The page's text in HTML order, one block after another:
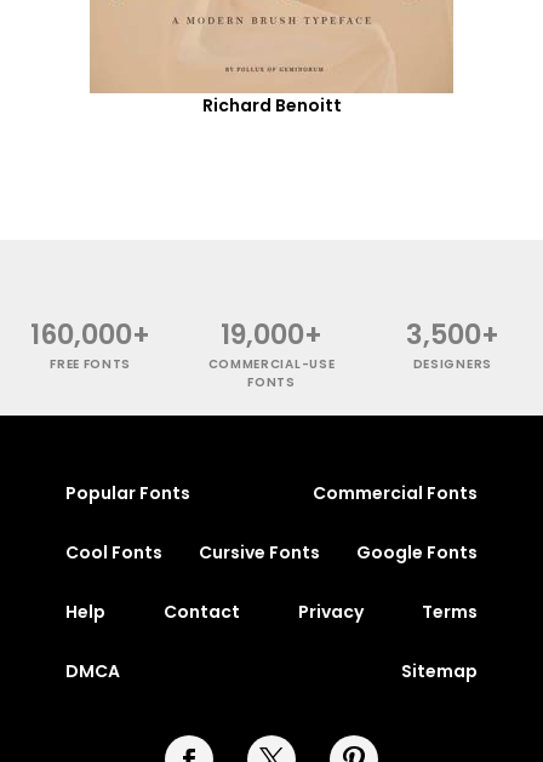
Richard Benoitt
160,000+
FREE FONTS
19,000+
COMMERCIAL-USE
FONTS
3,500+
DESIGNERS
Popular Fonts Commercial Fonts
Cool Fonts Cursive Fonts Google Fonts
Help Contact Privacy Terms
DMCA Sitemap